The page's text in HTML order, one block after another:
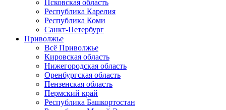
Псковская область
Республика Карелия
Республика Коми
Санкт-Петербург
Приволжье
Всё Приволжье
Кировская область
Нижегородская область
Оренбургская область
Пензенская область
Пермский край
Республика Башкортостан